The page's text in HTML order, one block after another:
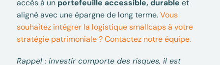
accès à un portefeuille accessible, durable et
aligné avec une épargne de long terme.Vous
souhaitez intégrer la logistique smallcaps à votre
stratégie patrimoniale ? Contactez notre équipe.
Rappel : investir comporte des risques, il est